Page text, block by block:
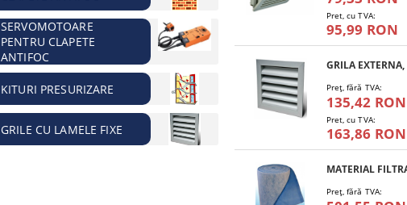
SERVOMOTOARE
PENTRU CLAPETE
ANTIFOC
KITURI PRESURIZARE
GRILE CU LAMELE FIXE
Pret, cu TVA:
95,99 RON
Preţ, fără TVA:
135,42 RON
Pret, cu TVA:
163,86 RON
Preţ, fără TVA: